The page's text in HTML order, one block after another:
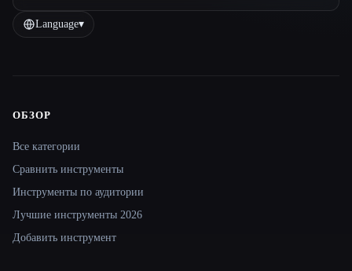
Language▾
Site navigation
ОБЗОР
Все категории
Сравнить инструменты
Инструменты по аудитории
Лучшие инструменты 2026
Добавить инструмент